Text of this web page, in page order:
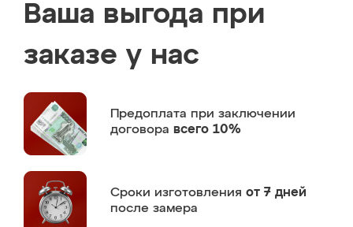
Ваша выгода при
заказе у нас
Предоплата при заключении
договора всего 10%
Сроки изготовления от 7 дней
после замера